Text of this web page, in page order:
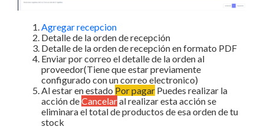
Agregar recepcion
Detalle de la orden de recepción
Detalle de la orden de recepción en formato PDF
Enviar por correo el detalle de la orden al
proveedor(Tiene que estar previamente
configurado con un correo electronico)
Al estar en estado Por pagar Puedes realizar la
acción deCancelaral realizar esta acción se
eliminara el total de productos de esa orden de tu
stock